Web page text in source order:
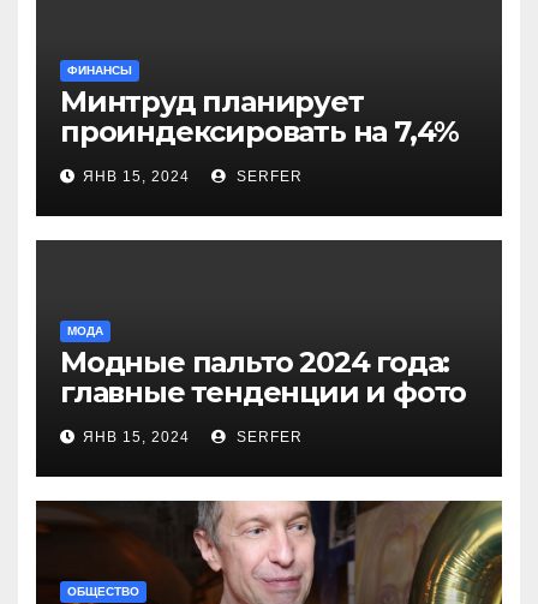
ФИНАНСЫ
Минтруд планирует
проиндексировать на 7,4%
более 40 выплат и
компенсаций
ЯНВ 15, 2024 SERFER
МОДА
Модные пальто 2024 года:
главные тенденции и фото
новинок
ЯНВ 15, 2024 SERFER
ОБЩЕСТВО